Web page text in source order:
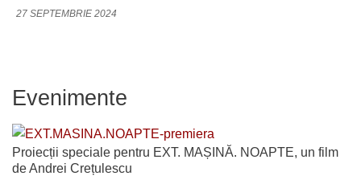
27 SEPTEMBRIE 2024
Evenimente
Proiecții speciale pentru EXT. MAȘINĂ. NOAPTE, un film
de Andrei Crețulescu